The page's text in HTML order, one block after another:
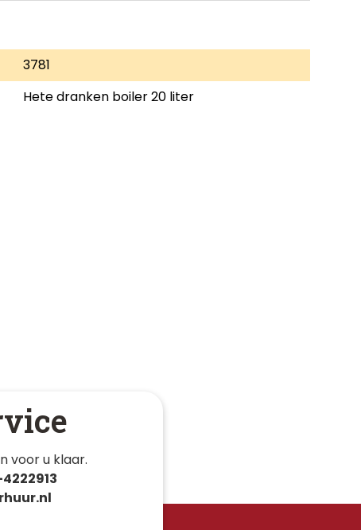
3781
Hete dranken boiler 20 liter
voor u klaar.